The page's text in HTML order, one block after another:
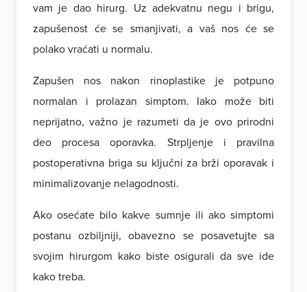
vam je dao hirurg. Uz adekvatnu negu i brigu,
zapušenost će se smanjivati, a vaš nos će se
polako vraćati u normalu.
Zapušen nos nakon rinoplastike je potpuno
normalan i prolazan simptom. Iako može biti
neprijatno, važno je razumeti da je ovo prirodni
deo procesa oporavka. Strpljenje i pravilna
postoperativna briga su ključni za brži oporavak i
minimalizovanje nelagodnosti.
Ako osećate bilo kakve sumnje ili ako simptomi
postanu ozbiljniji, obavezno se posavetujte sa
svojim hirurgom kako biste osigurali da sve ide
kako treba.